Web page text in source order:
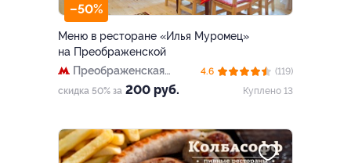
–50%
Меню в ресторане «Илья Муромец»
на Преображенской
Преображенская
площадь
скидка 50% за 200 руб.
4.6
(119)
Куплено 13